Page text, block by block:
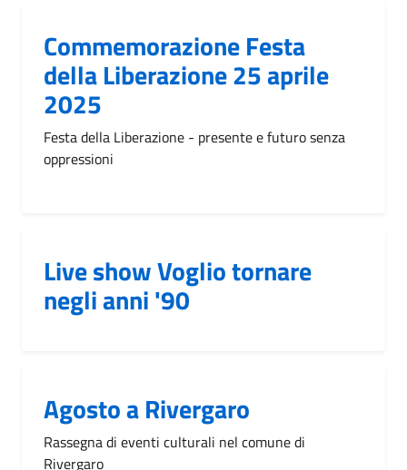
Commemorazione Festa
della Liberazione 25 aprile
2025
Festa della Liberazione - presente e futuro senza
oppressioni
Live show Voglio tornare
negli anni '90
Agosto a Rivergaro
Rassegna di eventi culturali nel comune di
Rivergaro